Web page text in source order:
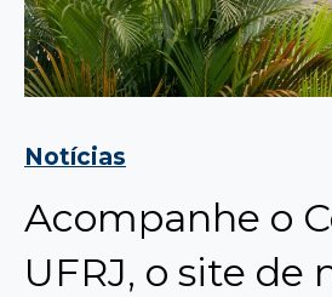
Notícias
Acompanhe o
UFRJ, o site de